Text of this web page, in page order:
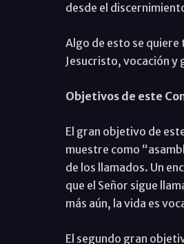
desde el
Algo de esto se quiere
Jesucristo, vocación y
Objetivos de este
El gran objetivo de
muestre como
de los llamados. Un
que el Señor sigue
más aún, la vida es
El segundo gran